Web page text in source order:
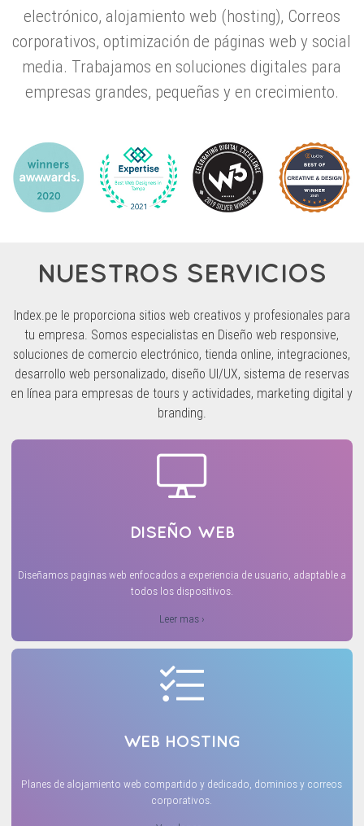
electrónico, alojamiento web (hosting), Correos
corporativos, optimización de páginas web y social
media. Trabajamos en soluciones digitales para
empresas grandes, pequeñas y en crecimiento.
NUESTROS SERVICIOS
Index.pe le proporciona sitios web creativos y profesionales para
tu empresa. Somos especialistas en Diseño web responsive,
soluciones de comercio electrónico, tienda online, integraciones,
desarrollo web personalizado, diseño UI/UX, sistema de reservas
en línea para empresas de tours y actividades, marketing digital y
branding.
DISEÑO WEB
Diseñamos paginas web enfocados a experiencia de usuario, adaptable a
todos los dispositivos.
Leer mas ›
WEB HOSTING
Planes de alojamiento web compartido y dedicado, dominios y correos
corporativos.